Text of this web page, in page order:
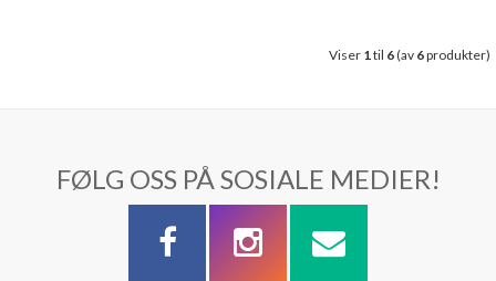
Viser 1til 6(av 6produkter)
FØLG OSS PÅ SOSIALE MEDIER!